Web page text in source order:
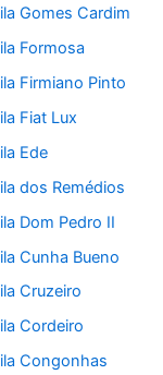
Gomes Cardim
Formosa
Firmiano Pinto
Fiat Lux
Ede
dos Remédios
Dom Pedro II
Cunha Bueno
Cruzeiro
Cordeiro
Congonhas